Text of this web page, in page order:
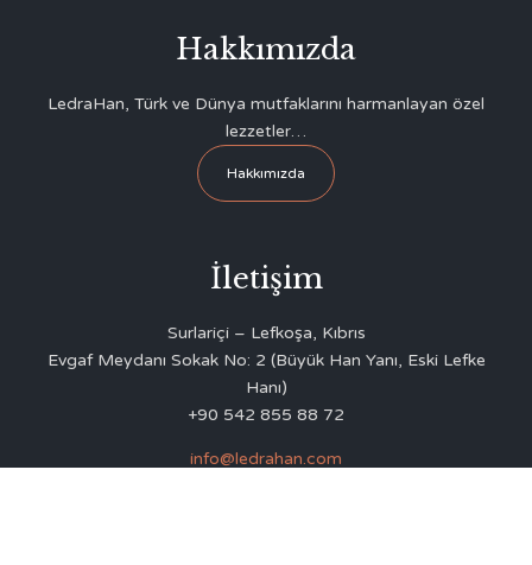
Hakkımızda
LedraHan, Türk ve Dünya mutfaklarını harmanlayan özel
lezzetler…
Hakkımızda
İletişim
Surlariçi – Lefkoşa, Kıbrıs
Evgaf Meydanı Sokak No: 2 (Büyük Han Yanı, Eski Lefke
Hanı)
+90 542 855 88 72
info@ledrahan.com